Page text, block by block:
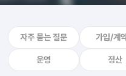
자주 묻는 질문 가입/계
운영 정산